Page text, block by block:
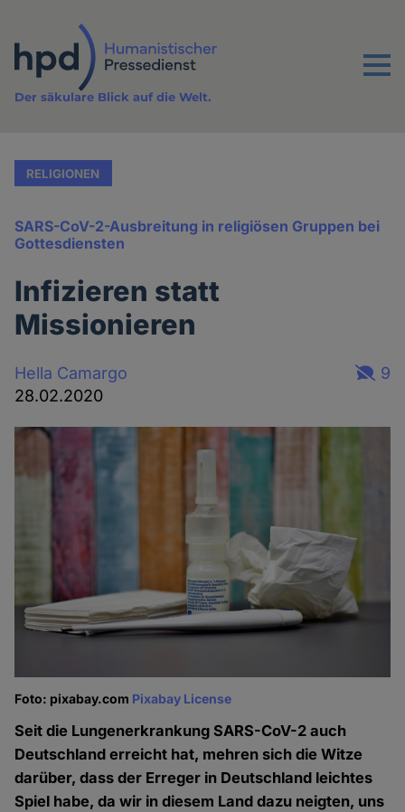
Inhalt
Menu
Der säkulare Blick auf die Welt.
RELIGIONEN
SARS-CoV-2-Ausbreitung in religiösen Gruppen bei
Gottesdiensten
Infizieren statt
Missionieren
Hella Camargo
28.02.2020
9
Foto: pixabay.com Pixabay License
Seit die Lungenerkrankung SARS-CoV-2 auch
Deutschland erreicht hat, mehren sich die Witze
darüber, dass der Erreger in Deutschland leichtes
Spiel habe, da wir in diesem Land dazu neigten, uns